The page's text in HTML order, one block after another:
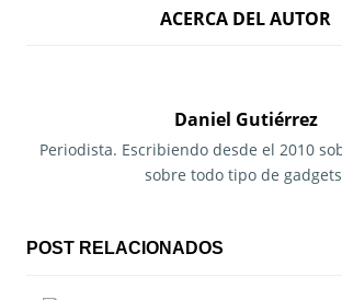
a
i
ACERCA DEL AUTOR
Daniel Gutiérrez
Periodista. Escribiendo desde el 2010
sobre todo tipo de
POST RELACIONADOS